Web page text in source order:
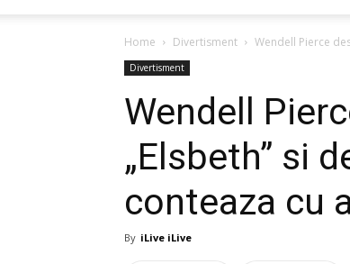
Home Divertisment Wendell Pierce
Divertisment
Wendell
„Elsbeth” si
conteaza cu
By iLive iLive